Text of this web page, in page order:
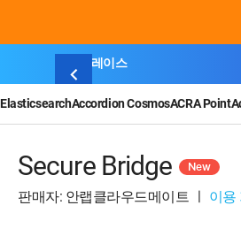
마켓플레이스
ElasticsearchAccordion CosmosACRA Point
Secure Bridge
New
판매자: 안랩클라우드메이트 ㅣ 이용